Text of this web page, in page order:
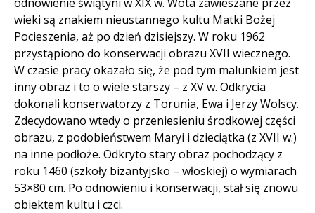
wieki są znakiem nieustannego kultu Matki Bożej
Pocieszenia, aż po dzień dzisiejszy. W roku 1962
przystąpiono do konserwacji obrazu XVII wiecznego.
W czasie pracy okazało się, że pod tym malunkiem jest
inny obraz i to o wiele starszy – z XV w. Odkrycia
dokonali konserwatorzy z Torunia, Ewa i Jerzy Wolscy.
Zdecydowano wtedy o przeniesieniu środkowej części
obrazu, z podobieństwem Maryi i dzieciątka (z XVII w.)
na inne podłoże. Odkryto stary obraz pochodzący z
roku 1460 (szkoły bizantyjsko – włoskiej) o wymiarach
53×80 cm. Po odnowieniu i konserwacji, stał się znowu
obiektem kultu i czci.